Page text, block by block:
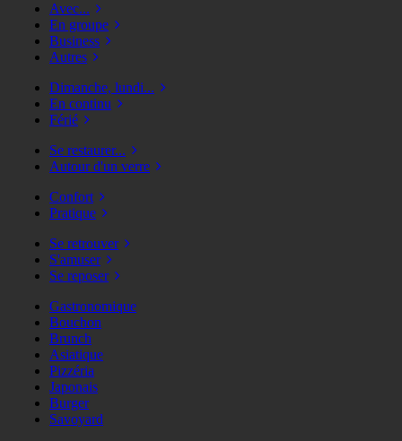
Avec...
En groupe
Business
Autres
Dimanche, lundi...
En continu
Férié
Se restaurer...
Autour d'un verre
Confort
Pratique
Se retrouver
S'amuser
Se reposer
Gastronomique
Bouchon
Brunch
Asiatique
Pizzéria
Japonais
Burger
Savoyard